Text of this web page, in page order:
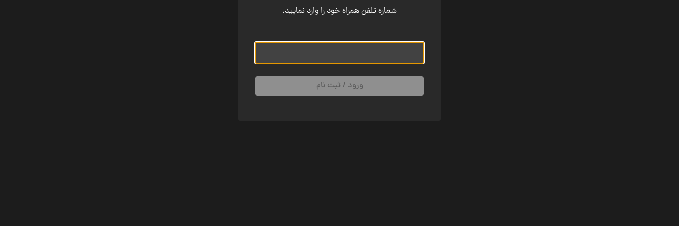
شماره تلفن همراه خود را وارد نمایید.
ورود / ثبت نام